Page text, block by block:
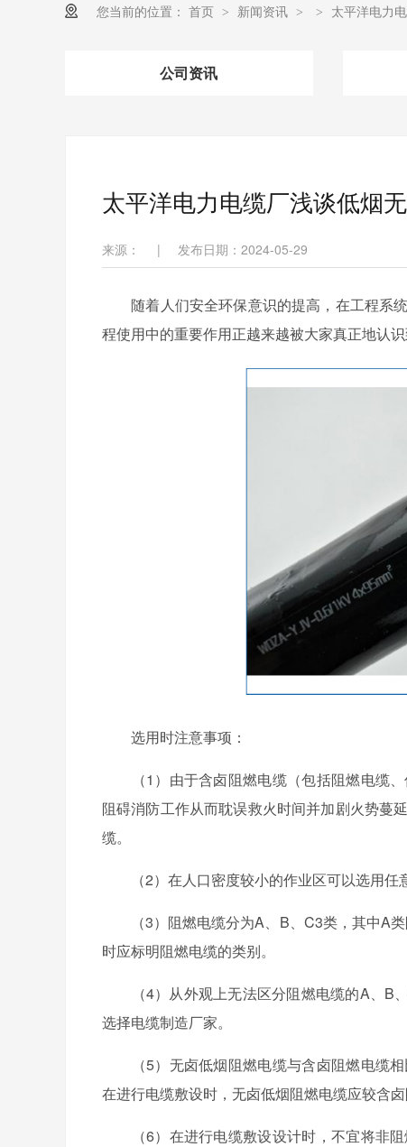
您当前的位置： 首页 > 新闻资讯 > > 太平洋电力
公司资讯
太平洋电力电缆厂浅谈低烟
来源： | 发布日期：2024-05-29
随着人们安全环保意识的提高，在工程系
程使用中的重要作用正越来越被大家真正地认识
选用时注意事项：
（1）由于含卤阻燃电缆（包括阻燃电缆、
阻碍消防工作从而耽误救火时间并加剧火势蔓
缆。
（2）在人口密度较小的作业区可以选用任意
（3）阻燃电缆分为A、B、C3类，其中A类
时应标明阻燃电缆的类别。
（4）从外观上无法区分阻燃电缆的A、B
选择电缆制造厂家。
（5）无卤低烟阻燃电缆与含卤阻燃电缆相
在进行电缆敷设时，无卤低烟阻燃电缆应较含卤
（6）在进行电缆敷设设计时，不宜将非阻